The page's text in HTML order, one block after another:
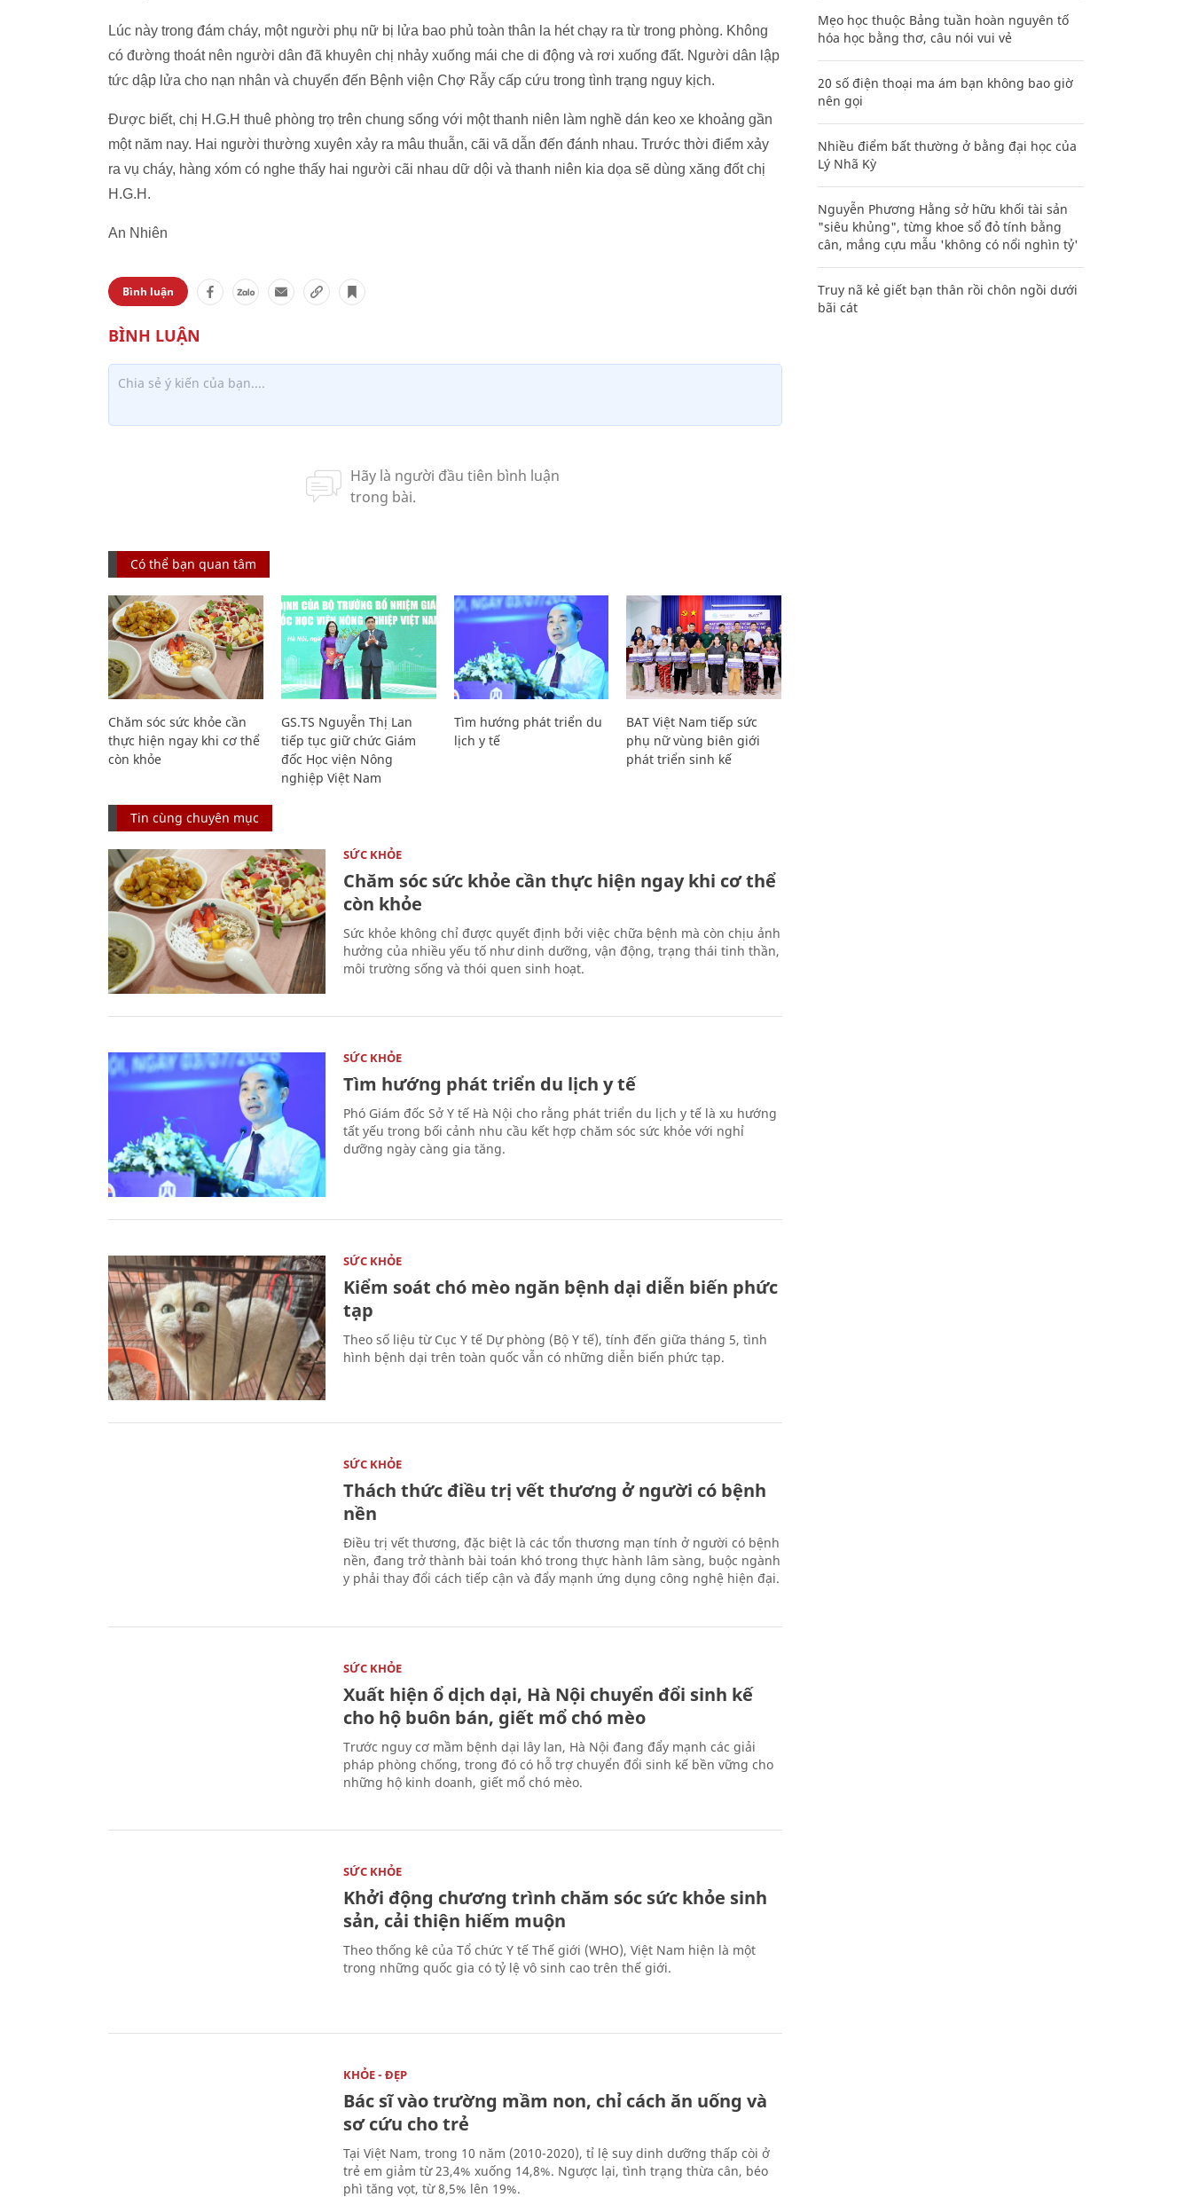
Lúc này trong đám cháy, một người phụ nữ bị lửa bao phủ toàn thân la hét chạy ra từ trong phòng. Không
có đường thoát nên người dân đã khuyên chị nhảy xuống mái che di động và rơi xuống đất. Người dân lập
tức dập lửa cho nạn nhân và chuyển đến Bệnh viện Chợ Rẫy cấp cứu trong tình trạng nguy kịch.
Được biết, chị H.G.H thuê phòng trọ trên chung sống với một thanh niên làm nghề dán keo xe khoảng gần
một năm nay. Hai người thường xuyên xảy ra mâu thuẫn, cãi vã dẫn đến đánh nhau. Trước thời điểm xảy
ra vụ cháy, hàng xóm có nghe thấy hai người cãi nhau dữ dội và thanh niên kia dọa sẽ dùng xăng đốt chị
H.G.H.
An Nhiên
Bình luận
Có thể bạn quan tâm
Chăm sóc sức khỏe cần
thực hiện ngay khi cơ thể
còn khỏe
GS.TS Nguyễn Thị Lan
tiếp tục giữ chức Giám
đốc Học viện Nông
nghiệp Việt Nam
Tìm hướng phát triển du
lịch y tế
BAT Việt Nam tiếp sức
phụ nữ vùng biên giới
phát triển sinh kế
Tin cùng chuyên mục
SỨC KHỎE
Chăm sóc sức khỏe cần thực hiện ngay khi cơ thể
còn khỏe
Sức khỏe không chỉ được quyết định bởi việc chữa bệnh mà còn chịu ảnh
hưởng của nhiều yếu tố như dinh dưỡng, vận động, trạng thái tinh thần,
môi trường sống và thói quen sinh hoạt.
SỨC KHỎE
Tìm hướng phát triển du lịch y tế
Phó Giám đốc Sở Y tế Hà Nội cho rằng phát triển du lịch y tế là xu hướng
tất yếu trong bối cảnh nhu cầu kết hợp chăm sóc sức khỏe với nghỉ
dưỡng ngày càng gia tăng.
SỨC KHỎE
Kiểm soát chó mèo ngăn bệnh dại diễn biến phức
tạp
Theo số liệu từ Cục Y tế Dự phòng (Bộ Y tế), tính đến giữa tháng 5, tình
hình bệnh dại trên toàn quốc vẫn có những diễn biến phức tạp.
SỨC KHỎE
Thách thức điều trị vết thương ở người có bệnh
nền
Điều trị vết thương, đặc biệt là các tổn thương mạn tính ở người có bệnh
nền, đang trở thành bài toán khó trong thực hành lâm sàng, buộc ngành
y phải thay đổi cách tiếp cận và đẩy mạnh ứng dụng công nghệ hiện đại.
SỨC KHỎE
Xuất hiện ổ dịch dại, Hà Nội chuyển đổi sinh kế
cho hộ buôn bán, giết mổ chó mèo
Trước nguy cơ mầm bệnh dại lây lan, Hà Nội đang đẩy mạnh các giải
pháp phòng chống, trong đó có hỗ trợ chuyển đổi sinh kế bền vững cho
những hộ kinh doanh, giết mổ chó mèo.
SỨC KHỎE
Khởi động chương trình chăm sóc sức khỏe sinh
sản, cải thiện hiếm muộn
Theo thống kê của Tổ chức Y tế Thế giới (WHO), Việt Nam hiện là một
trong những quốc gia có tỷ lệ vô sinh cao trên thế giới.
KHỎE - ĐẸP
Bác sĩ vào trường mầm non, chỉ cách ăn uống và
sơ cứu cho trẻ
Tại Việt Nam, trong 10 năm (2010-2020), tỉ lệ suy dinh dưỡng thấp còi ở
trẻ em giảm từ 23,4% xuống 14,8%. Ngược lại, tình trạng thừa cân, béo
phì tăng vọt, từ 8,5% lên 19%.
Mẹo học thuộc Bảng tuần hoàn nguyên tố
hóa học bằng thơ, câu nói vui vẻ
20 số điện thoại ma ám bạn không bao giờ
nên gọi
Nhiều điểm bất thường ở bằng đại học của
Lý Nhã Kỳ
Nguyễn Phương Hằng sở hữu khối tài sản
"siêu khủng", từng khoe sổ đỏ tính bằng
cân, mắng cựu mẫu 'không có nổi nghìn tỷ'
Truy nã kẻ giết bạn thân rồi chôn ngồi dưới
bãi cát